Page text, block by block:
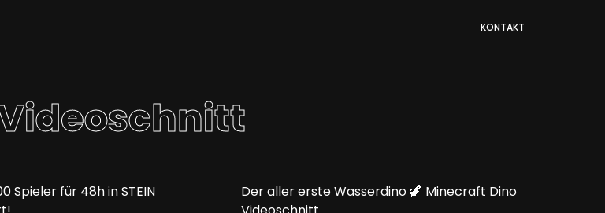
KONTAKT
Spieler für 48h in STEIN
Der aller erste Wasserdino 🦖 Minecraft Dino